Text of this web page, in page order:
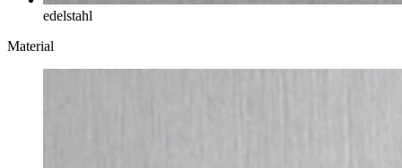
edelstahl
Material